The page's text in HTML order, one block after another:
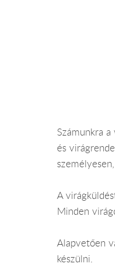
Számunkra
és
A
Minden
Alapvetően
készülni.